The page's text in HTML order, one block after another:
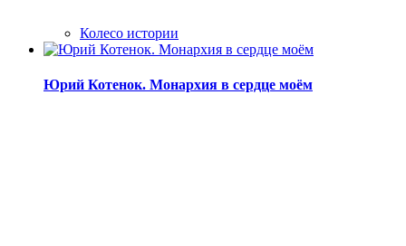
Колесо истории
Юрий Котенок. Монархия в сердце моём